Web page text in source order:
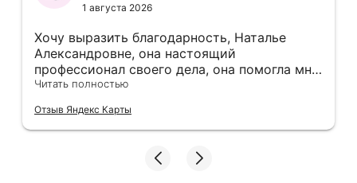
1 августа 2026
Хочу выразить благодарность, Наталье
Александровне, она настоящий
профессионал своего дела, она помогла мне
не в простой ситуации
Читать полностью
Отзыв Яндекс Карты